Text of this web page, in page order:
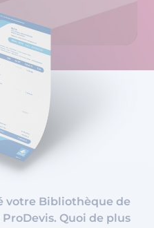
votre Bibliothèque de
Quoi de plus